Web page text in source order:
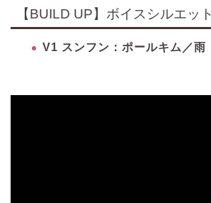
【BUILD UP】ボイスシルエッ
V1 スンフン：ポールキム／雨